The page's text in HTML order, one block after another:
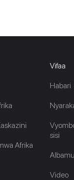
Afrika
Vifaa
Habari
sisi
Video